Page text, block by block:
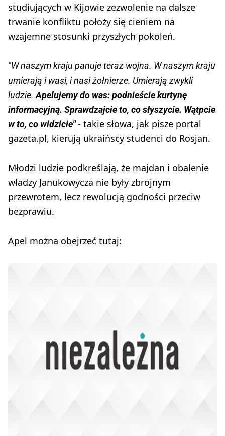
studiujących w Kijowie zezwolenie na dalsze
trwanie konfliktu położy się cieniem na
wzajemne stosunki przyszłych pokoleń.
"W naszym kraju panuje teraz wojna. W naszym kraju
umierają i wasi, i nasi żołnierze. Umierają zwykli
ludzie.Apelujemy do was: podnieście kurtynę
informacyjną. Sprawdzajcie to, co słyszycie. Wątpcie
w to, co widzicie"- takie słowa, jak pisze portal
gazeta.pl, kierują ukraińscy studenci do Rosjan.
Młodzi ludzie podkreślają, że majdan i obalenie
władzy Janukowycza nie były zbrojnym
przewrotem, lecz rewolucją godności przeciw
bezprawiu.
Apel można obejrzeć tutaj: